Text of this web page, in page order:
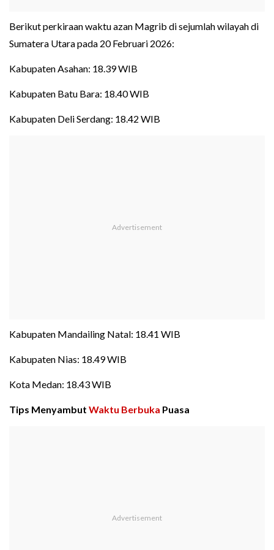
Berikut perkiraan waktu azan Magrib di sejumlah wilayah di
Sumatera Utara pada 20 Februari 2026:
Kabupaten Asahan: 18.39 WIB
Kabupaten Batu Bara: 18.40 WIB
Kabupaten Deli Serdang: 18.42 WIB
Kabupaten Mandailing Natal: 18.41 WIB
Kabupaten Nias: 18.49 WIB
Kota Medan: 18.43 WIB
Tips Menyambut Waktu Berbuka Puasa